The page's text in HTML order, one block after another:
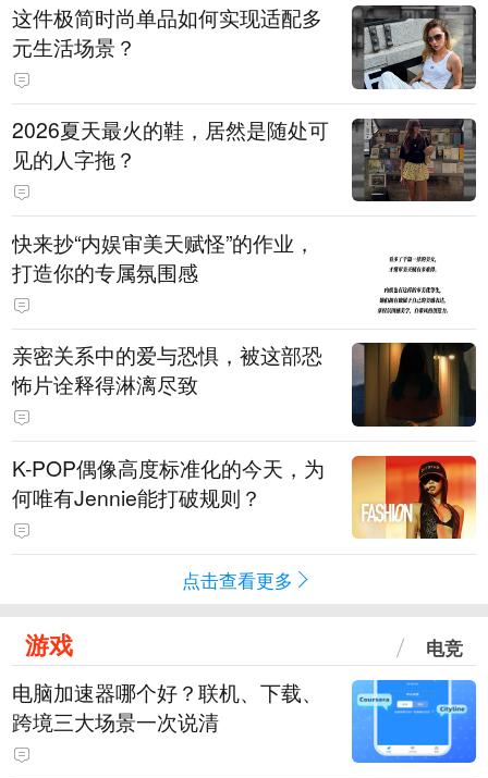
这件极简时尚单品如何实现适配多
元生活场景？
2026夏天最火的鞋，居然是随处可
见的人字拖？
快来抄“内娱审美天赋怪”的作业，
打造你的专属氛围感
亲密关系中的爱与恐惧，被这部恐
怖片诠释得淋漓尽致
K-POP偶像高度标准化的今天，为
何唯有Jennie能打破规则？
点击查看更多
游戏 电竞
电脑加速器哪个好？联机、下载、
跨境三大场景一次说清